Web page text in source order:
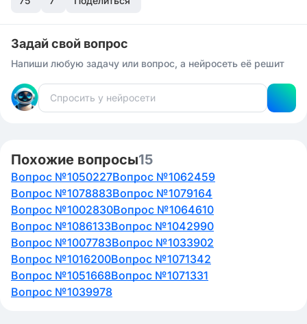
Задай свой вопрос
Напиши любую задачу или вопрос, а нейросеть её решит
Похожие вопросы15
Вопрос №1050227Вопрос №1062459
Вопрос №1078883Вопрос №1079164
Вопрос №1002830Вопрос №1064610
Вопрос №1086133Вопрос №1042990
Вопрос №1007783Вопрос №1033902
Вопрос №1016200Вопрос №1071342
Вопрос №1051668Вопрос №1071331
Вопрос №1039978